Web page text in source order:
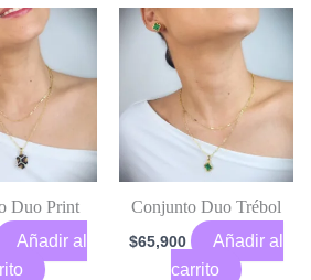
Duo Print
Añadir al
Conjunto Duo Trébol
$65,900
Añadir al
carrito